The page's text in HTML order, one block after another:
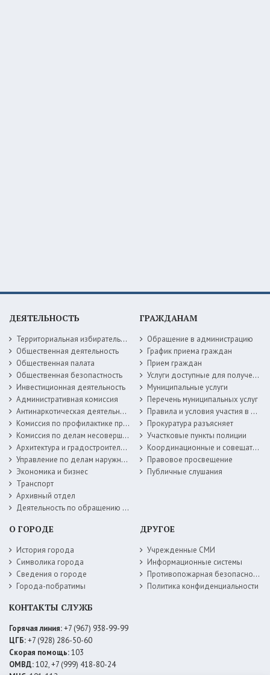
ДЕЯТЕЛЬНОСТЬ
Территориальная избирательная комиссия
Общественная деятельность
Общественная палата
Общественная безопастность
Инвестиционная деятельность
Административная комиссия
Антинаркотическая деятельность
Комиссия по профилактике правонарушений
Комиссия по делам несовершеннолетних
Архитектура и градостроительство
Управление по делам наружной рекламы
Экономика и бизнес
Транспорт
Архивный отдел
Деятельность по обращению с животными без владельцев
ГРАЖДАНАМ
Обращение в администрацию
График приема граждан
Прием граждан
Услуги доступные для получения в электронной форме
Муниципальные услуги
Перечень муниципальных услуг
Правила и условия участия в жилищных программах
Прокуратура разъясняет
Участковые пункты полиции
Координационные и совещательные органы
Правовое просвещение
Публичные слушания
О ГОРОДЕ
История города
Символика города
Сведения о городе
Города-побратимы
ДРУГОЕ
Учрежденные СМИ
Информационные системы
Противопожарная безопасность
Политика конфиденциальности
КОНТАКТЫ СЛУЖБ
Горячая линия:+7 (967) 938-99-99
ЦГБ:+7 (928) 286-50-60
Скорая помощь:103
ОМВД:102, +7 (999) 418-80-24